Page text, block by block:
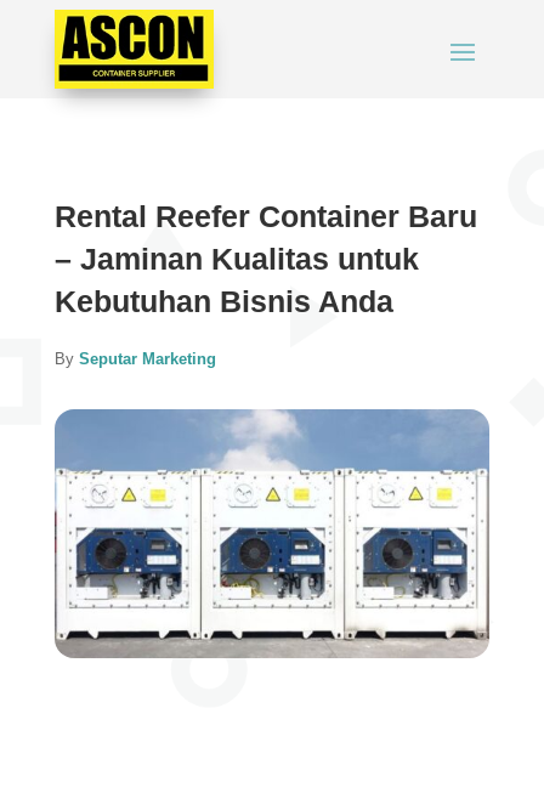
Rental Reefer Container Baru
– Jaminan Kualitas untuk
Kebutuhan Bisnis Anda
By Seputar Marketing